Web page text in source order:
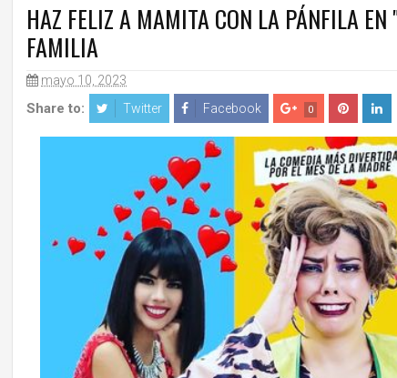
HAZ FELIZ A MAMITA CON LA PÁNFILA
FAMILIA
mayo 10, 2023
Share to: Twitter Facebook 0